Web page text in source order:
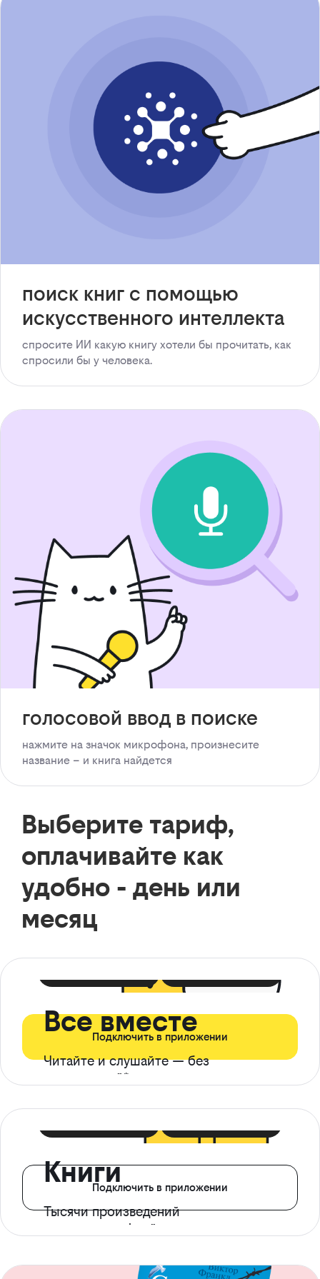
поиск книг с помощью
искусственного интеллекта
спросите ИИ какую книгу хотели бы прочитать, как
спросили бы у человека.
голосовой ввод в поиске
нажмите на значок микрофона, произнесите
название – и книга найдется
Выберите тариф,
оплачивайте как
удобно - день или
месяц
Все вместе
Читайте и слушайте — без
ограничений*
Подключить в приложении
Книги
Тысячи произведений
с доступом офлайн
Подключить в приложении